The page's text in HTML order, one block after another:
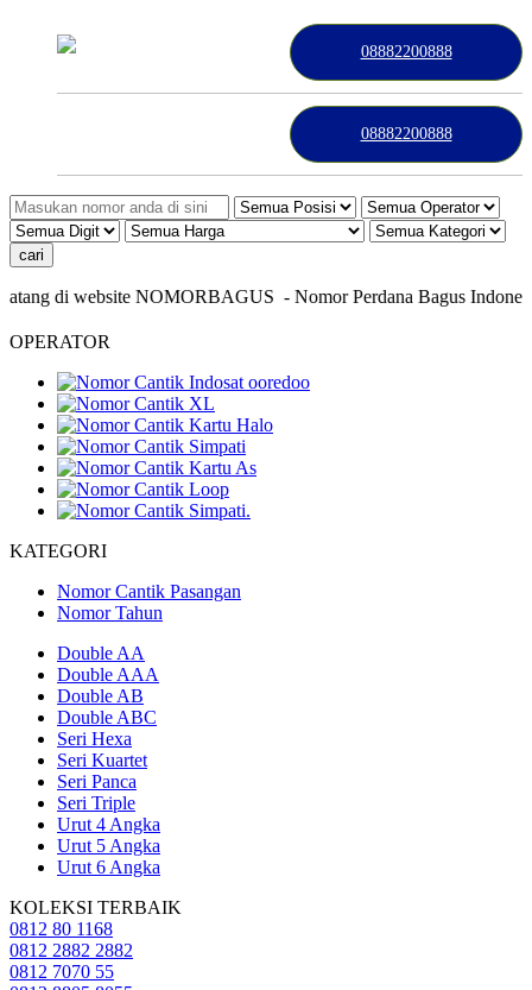
08882200888
08882200888
di website NOMORBAGUS - Nomor Perdana BagusIndonesia-
OPERATOR
KATEGORI
Nomor Cantik Pasangan
Nomor Tahun
Double AA
Double AAA
Double AB
Double ABC
Seri Hexa
Seri Kuartet
Seri Panca
Seri Triple
Urut 4 Angka
Urut 5 Angka
Urut 6 Angka
KOLEKSI TERBAIK
0812 80 1168
0812 2882 2882
0812 7070 55